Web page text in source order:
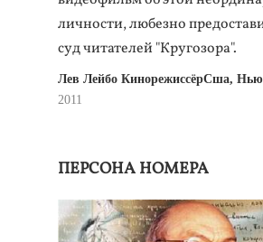
личности, любезно
суд читателей "Кругозора".
Лев Лейбо КинорежиссёрСша,
2011
ПЕРСОНА НОМЕРА